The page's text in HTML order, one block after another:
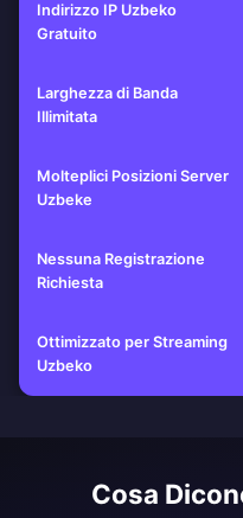
Indirizzo IP Uzbeko
Gratuito
Larghezza di Banda
Illimitata
Molteplici Posizioni Server
Uzbeke
Nessuna Registrazione
Richiesta
Ottimizzato per Streaming
Uzbeko
Cosa